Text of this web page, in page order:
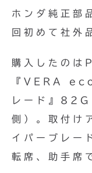
ホンダ純正部
回初めて社外
購入したのは
『VERA eco
レード』
側）。取付け
イパーブレー
転席、助手席